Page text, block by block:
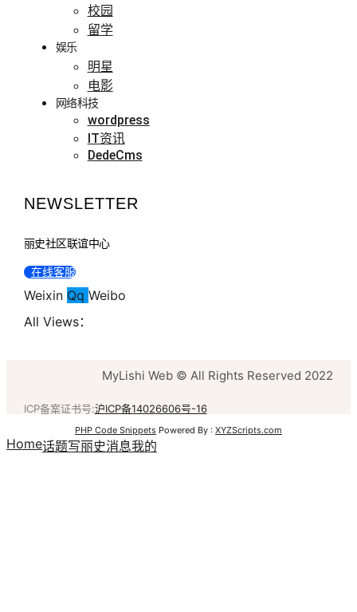
校园
留学
娱乐
明星
电影
网络科技
wordpress
IT资讯
DedeCms
NEWSLETTER
丽史社区联谊中心
在线客服
Weixin Qq Weibo
All Views：
MyLishi Web © All Rights Reserved 2022
ICP备案证书号:沪ICP备14026606号-16
PHP Code Snippets Powered By : XYZScripts.com
Home话题写丽史消息我的